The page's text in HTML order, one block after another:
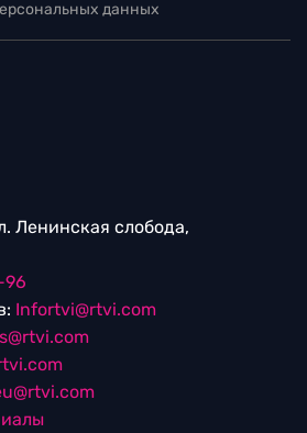
данных
Ленинская слобода,
96
Infortvi@rtvi.com